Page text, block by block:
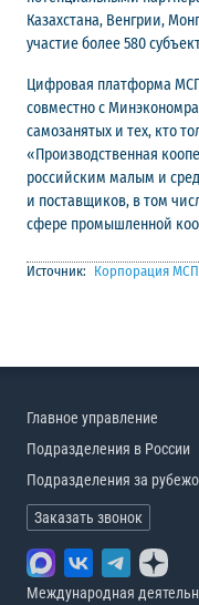
Казахстана, Венгрии,
участие более 580
Цифровая платформа
совместно с
самозанятых и тех, кто
«Производственная
российским малым и
и поставщиков, в том
сфере промышленной
Источник: Корпорация МСП
Главное управление
Подразделения в России
Подразделения за
Заказать звонок
Международная